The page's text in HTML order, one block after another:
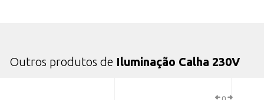
Outros produtos de Iluminação Calha 230V